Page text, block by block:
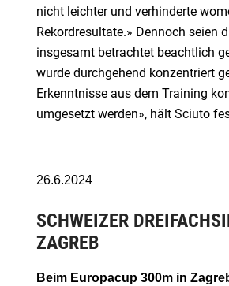
nicht leichter und verhinderte
Rekordresultate.» Dennoch seien
insgesamt betrachtet beachtlich
wurde durchgehend konzentriert
Erkenntnisse aus dem Training
umgesetzt werden», hält Sciuto
26.6.2024
SCHWEIZER
ZAGREB
Beim Europacup 300m in